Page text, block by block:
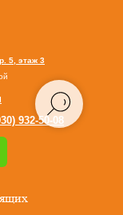
5, этаж 3
932-50-08